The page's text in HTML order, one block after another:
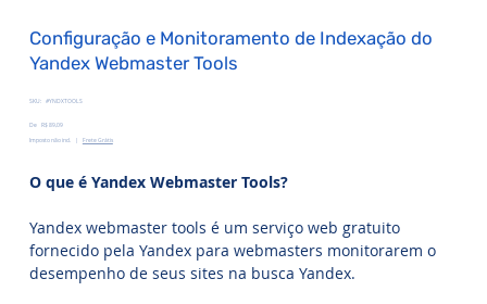
Configuração e Monitoramento de Indexação do
Yandex Webmaster Tools
SKU:
SKU
#YNDXTOOLS
De Preço
R$ 89,09
Imposto não incl. | Frete Grátis
O que é Yandex Webmaster Tools?
Yandex webmaster tools é um serviço web gratuito
fornecido pela Yandex para webmasters monitorarem o
desempenho de seus sites na busca Yandex.